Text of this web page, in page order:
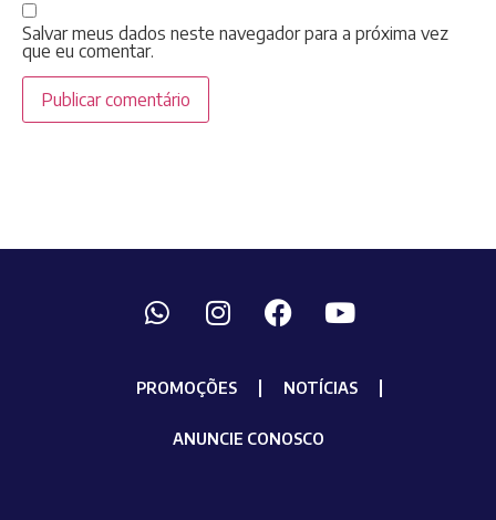
Salvar meus dados neste navegador para a próxima vez
que eu comentar.
PROMOÇÕES NOTÍCIAS
ANUNCIE CONOSCO